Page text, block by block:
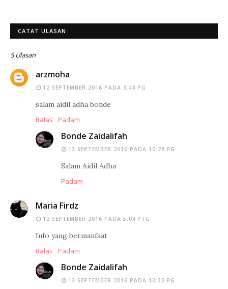
CATAT ULASAN
5 Ulasan
arzmoha
12 SEPTEMBER 2016 PADA 3:48 PG
salam aidil adha bonde
Balas
Padam
Bonde Zaidalifah
13 SEPTEMBER 2016 PADA 10:28 PG
Salam Aidil Adha
Padam
Maria Firdz
12 SEPTEMBER 2016 PADA 5:04 PTG
Info yang bermanfaat
Balas
Padam
Bonde Zaidalifah
13 SEPTEMBER 2016 PADA 10:33 PG